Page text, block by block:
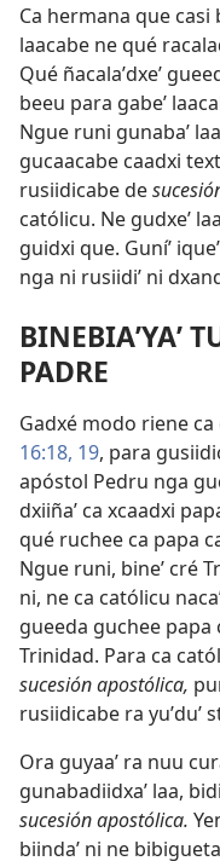
Ca hermana que casi
laacabe ne qué
Qué ñacalaʼdxeʼ
beeu para gabeʼ
Ngue runi gunabaʼ
gucaacabe caadxi
rusiidicabe de
católicu. Ne gudxeʼ
guidxi que. Guníʼ
nga ni rusiidiʼ ni
BINEBIAʼYAʼ
PADRE
Gadxé modo riene
16:18, 19, para
apóstol Pedru nga
dxiiñaʼ ca xcaadxi
qué ruchee ca papa
Ngue runi, bineʼ cré
ni, ne ca católicu
gueeda guchee papa
Trinidad. Para ca
sucesión apostólica,
rusiidicabe ra yuʼduʼ
Ora guyaaʼ ra nuu
gunabadiidxaʼ laa,
sucesión apostólica.
biindaʼ ni ne